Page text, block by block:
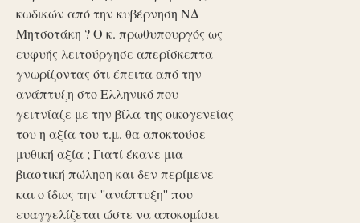
κωδικών από την κυβέρνηση ΝΔ
Μητσοτάκη ? Ο κ. πρωθυπουργός ως
ευφυής λειτούργησε απερίσκεπτα
γνωρίζοντας ότι έπειτα από την
ανάπτυξη στο Ελληνικό που
γειτνίαζε με την βίλα της οικογενείας
του η αξία του τ.μ. θα αποκτούσε
μυθική αξία ; Γιατί έκανε μια
βιαστική πώληση και δεν περίμενε
και ο ίδιος την ''ανάπτυξη'' που
ευαγγελίζεται ώστε να αποκομίσει